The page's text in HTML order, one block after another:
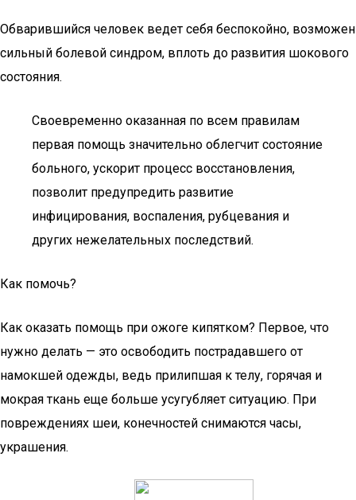
Обварившийся человек ведет себя беспокойно, возможен
сильный болевой синдром, вплоть до развития шокового
состояния.
Своевременно оказанная по всем правилам
первая помощь значительно облегчит состояние
больного, ускорит процесс восстановления,
позволит предупредить развитие
инфицирования, воспаления, рубцевания и
других нежелательных последствий.
Как помочь?
Как оказать помощь при ожоге кипятком? Первое, что
нужно делать — это освободить пострадавшего от
намокшей одежды, ведь прилипшая к телу, горячая и
мокрая ткань еще больше усугубляет ситуацию. При
повреждениях шеи, конечностей снимаются часы,
украшения.